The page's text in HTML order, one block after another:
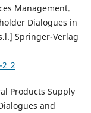
Management.
Dialogues in
Springer-Verlag
Products Supply
and